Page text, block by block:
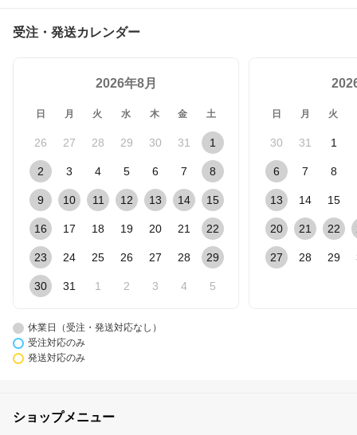
受注・発送カレンダー
2026年8月
日 月 火 水 木 金 土
26 27 28 29 30 31 1
2 3 4 5 6 7 8
9 10 11 12 13 14 15
16 17 18 19 20 21 22
23 24 25 26 27 28 29
30 31 1 2 3 4 5
日 月 火
30 31 1
6 7 8
13 14 15
20 21 22
27 28 29
休業日（受注・発送対応なし）
受注対応のみ
発送対応のみ
ショップメニュー